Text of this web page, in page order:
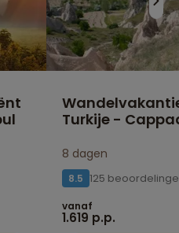
Turkije -
8 dagen
8.5 125
vanaf
1.619 p.p.